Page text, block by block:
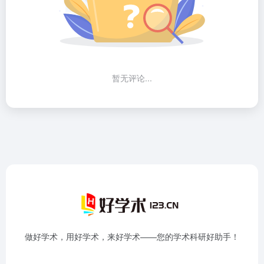
暂无评论...
做好学术，用好学术，来好学术——您的学术科研好助手！